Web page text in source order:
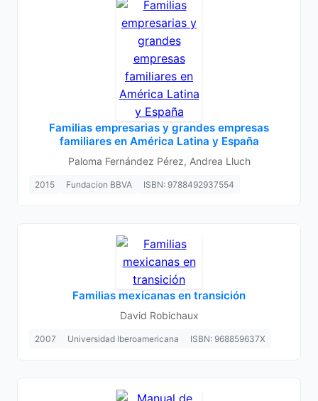
Familias empresarias y grandes empresas
familiares en América Latina y España
Paloma Fernández Pérez, Andrea Lluch
2015 Fundacion BBVA ISBN: 9788492937554
Familias mexicanas en transición
David Robichaux
2007 Universidad Iberoamericana ISBN: 968859637X